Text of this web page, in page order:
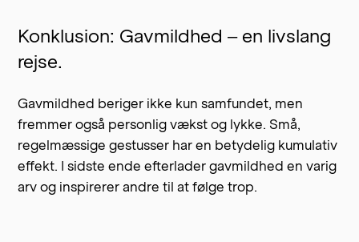
Konklusion: Gavmildhed – en livslang
rejse.
Gavmildhed beriger ikke kun samfundet, men
fremmer også personlig vækst og lykke. Små,
regelmæssige gestusser har en betydelig kumulativ
effekt. I sidste ende efterlader gavmildhed en varig
arv og inspirerer andre til at følge trop.